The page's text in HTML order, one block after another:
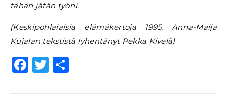
tähän jätän työni.
(Keskipohlaiaisia elämäkertoja 1995. Anna-Maija
Kujalan tekstistä lyhentänyt Pekka Kivelä)
Facebook
Twitter